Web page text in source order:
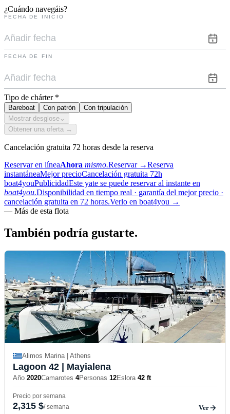
¿Cuándo navegáis?
FECHA DE INICIO
FECHA DE FIN
Tipo de chárter *
Bareboat Con patrón
Con tripulación
Mostrar desglose ⌄
Obtener una oferta →
Cancelación gratuita 72 horas desde la reserva
Reservar en líneaAhora mismo.Reservar →Reserva
instantáneaMejor precioCancelación gratuita 72h
boat4youPublicidadEste yate se puede reservar al instante en
boat4you.Disponibilidad en tiempo real · garantía del mejor precio ·
cancelación gratuita en 72 horas.Verlo en boat4you →
— Más de esta flota
También podría gustarte.
Alimos Marina | Athens
Lagoon 42 | Mayialena
Año 2020Camarotes 4Personas 12Eslora 42 ft
Precio por semana
2,315 $/ semana Ver